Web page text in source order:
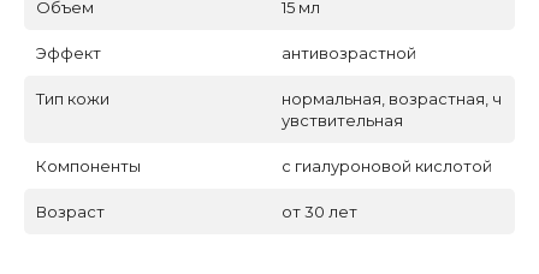
Объем 15 мл
Эффект антивозрастной
Тип кожи
нормальная, возрастная, ч
увствительная
Компоненты с гиалурoновой кислотой
Возраст от 30 лет